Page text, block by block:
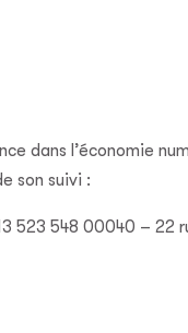
dans l’économie
son suivi :
523 548 00040 – 22